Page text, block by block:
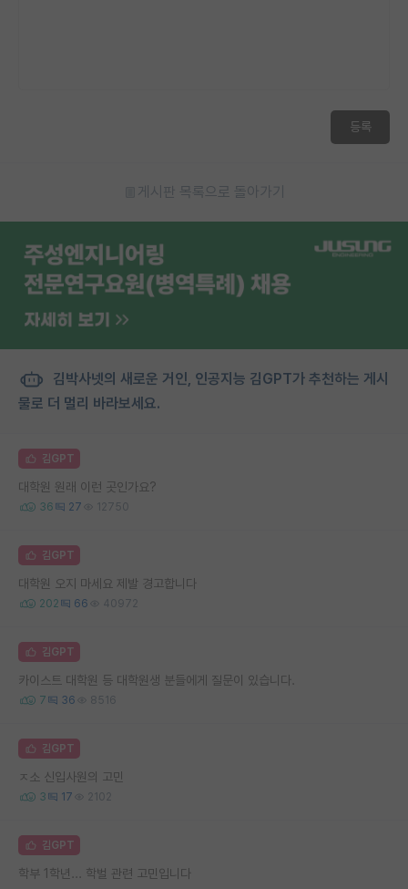
등록
게시판 목록으로 돌아가기
김박사넷의 새로운 거인, 인공지능 김GPT가 추천하는 게시
물로 더 멀리 바라보세요.
김GPT
대학원 원래 이런 곳인가요?
36 27 12750
김GPT
대학원 오지 마세요 제발 경고합니다
202 66 40972
김GPT
카이스트 대학원 등 대학원생 분들에게 질문이 있습니다.
7 36 8516
김GPT
ㅈ소 신입사원의 고민
3 17 2102
김GPT
학부 1학년... 학벌 관련 고민입니다